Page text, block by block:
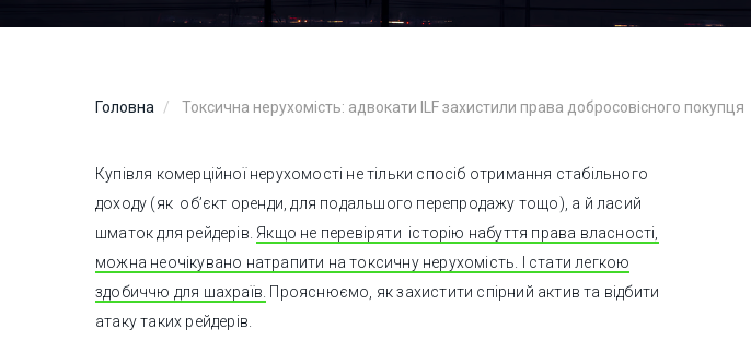
Головна Токсична нерухомість: адвокати ILF захистили права добросовісного покупця
Купівля комерційної нерухомості не тільки спосіб отримання стабільного
доходу (як об’єкт оренди, для подальшого перепродажу тощо), а й ласий
шматок для рейдерів. Якщо не перевіряти історію набуття права власності,
можна неочікувано натрапити на токсичну нерухомість. І стати легкою
здобиччю для шахраїв. Прояснюємо, як захистити спірний актив та відбити
атаку таких рейдерів.